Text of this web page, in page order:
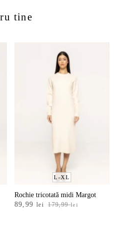
tine
L-XL
Rochie tricotată midi Margot
179,99lei
Prețul
89,99 lei
Prețul